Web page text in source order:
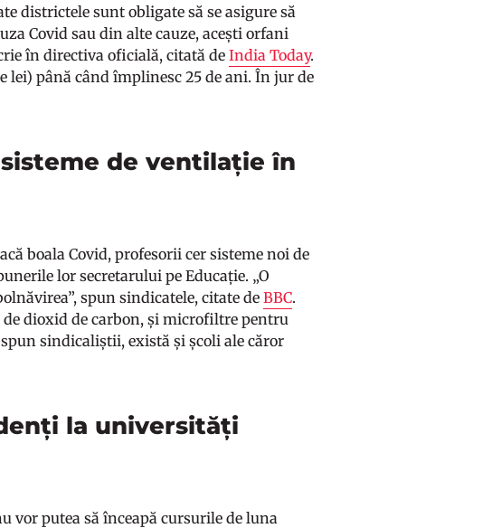
districtele sunt obligate să se asigure să
Covid sau din alte cauze, acești orfani
în directiva oficială, citată deIndia Today.
lei) până când împlinesc 25 de ani. În jur de
de ventilație în
boala Covid, profesorii cer sisteme noi de
lor secretarului pe Educație. „O
spun sindicatele, citate deBBC.
dioxid de carbon, și microfiltre pentru
sindicaliștii, există și școli ale căror
la universități
vor putea să înceapă cursurile de luna